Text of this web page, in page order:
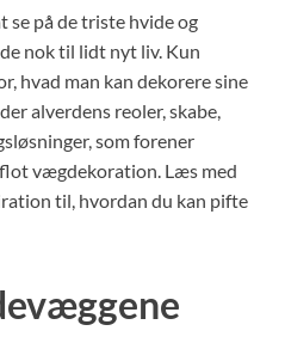
på de triste hvide og
nok til lidt nyt liv. Kun
hvad man kan dekorere sine
alverdens reoler, skabe,
som forener
vægdekoration. Læs med
til, hvordan du kan pifte